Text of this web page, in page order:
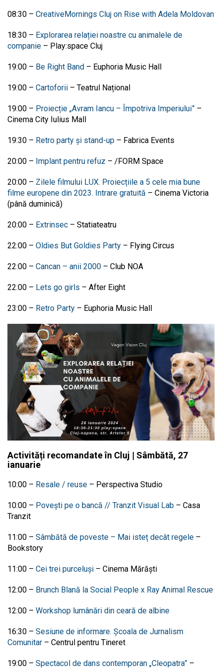
08:30 – CreativeMornings Cluj on Rise with Adela Moldovan
18:30 – Explorarea relației noastre cu animalele de
companie – Play:space Cluj
19:00 – Be Right Band – Euphoria Music Hall
19:00 – Cartoforii – Teatrul Național
19:00 – Proiecție „Avram Iancu – Împotriva Imperiului” –
Cinema City Iulius Mall
19:30 – Retro party și stand-up – Fabrica Events
20:00 – Implant pentru refuz – /FORM Space
20:00 – Zilele filmului LUX. Proiecțiile a 5 cele mia bune
filme europene din 2023. Intrare gratuită – Cinema Victoria
(până duminică)
20:00 – Extrinsec – Statiateatru
22:00 – Oldies But Goldies Party – Flying Circus
22:00 – Cancan – anii 2000 – Club NOA
22:00 – Lets go girls – After Eight
23:00 – Retro Party – Euphoria Music Hall
Activități recomandate în Cluj | Sâmbătă, 27
ianuarie
10:00 – Resale / reuse – Perspectiva Studio
10:00 – Povești pe o bancă // Tranzit Visual Lab – Casa
Tranzit
11:00 – Sâmbătă de poveste – Mai isteț decât regele –
Bookstory
11:00 – Cei trei purceluși – Cinema Mărăști
12:00 – Brunch Blană la Social People x Ray Animal Rescue
12:00 – Workshop lumânări din ceară de albine
16:30 – Sesiune de informare. Școala de Jurnalism
Comunitar – Centrul pentru Tineret
19:00 – Spectacol de dans contemporan „Cleopatra” –